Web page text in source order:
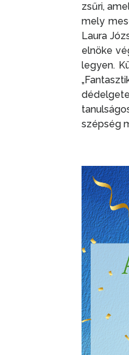
zsűri,
mely
Laura
elnöke
legyen.
szépség